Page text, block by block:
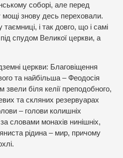
соборі, але перед
знову десь переховали.
і так довго, що і самі
спудом Великої церкви, а
церкви: Благовіщення
та найбільша – Феодосія
звели біля келії преподобного,
та скляних резервуарах
– голови колишніх
словами монахів нинішніх,
рідина – мир, причому